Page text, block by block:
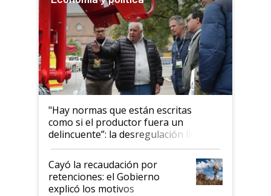
"Hay normas que están escritas
como si el productor fuera un
delincuente”: la desregulación llegó
al Congreso Aapresid y hasta se
habló del financiamiento al IPCVA
Cayó la recaudación por
retenciones: el Gobierno
explicó los motivos